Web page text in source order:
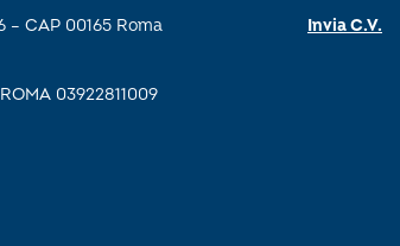
– CAP 00165 Roma
03922811009
Invia C.V.